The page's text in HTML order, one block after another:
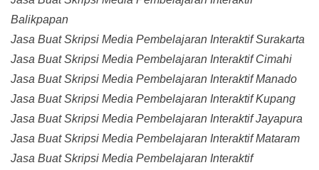
Balikpapan
Jasa Buat Skripsi Media Pembelajaran Interaktif Surakarta
Jasa Buat Skripsi Media Pembelajaran Interaktif Cimahi
Jasa Buat Skripsi Media Pembelajaran Interaktif Manado
Jasa Buat Skripsi Media Pembelajaran Interaktif Kupang
Jasa Buat Skripsi Media Pembelajaran Interaktif Jayapura
Jasa Buat Skripsi Media Pembelajaran Interaktif Mataram
Jasa Buat Skripsi Media Pembelajaran Interaktif